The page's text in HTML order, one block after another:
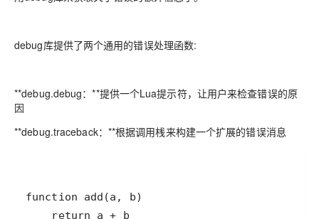
debug库提供了两个通用的错误处理函数:
**debug.debug：**提供一个Lua提示符，让用户来检查错误的原
因
**debug.traceback：**根据调用桟来构建一个扩展的错误消息